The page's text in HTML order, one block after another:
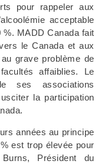
pour rappeler aux
acceptable
%. MADD Canada fait
le Canada et aux
grave problème de
affaiblies. Le
ses associations
la participation
années au principe
est trop élevée pour
Président du